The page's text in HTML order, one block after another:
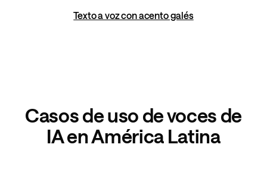
Texto a voz con acento galés
Casos de uso de voces de
IA en América Latina